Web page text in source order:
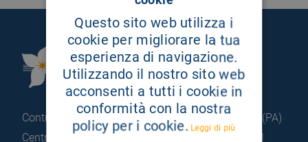
Fondazione Istituto
G.Giglio di Cefalù
Contrada Pietrapollastra - Pisciotto 90015 Cefalù (PA)
Centralino: +39 0921 920 111
Portineria: +39 0921
Questo sito web utilizza i
cookie per migliorare la tua
esperienza di navigazione.
Utilizzando il nostro sito web
acconsenti a tutti i cookie in
conformità con la nostra
policy per i cookie. Leggi di più